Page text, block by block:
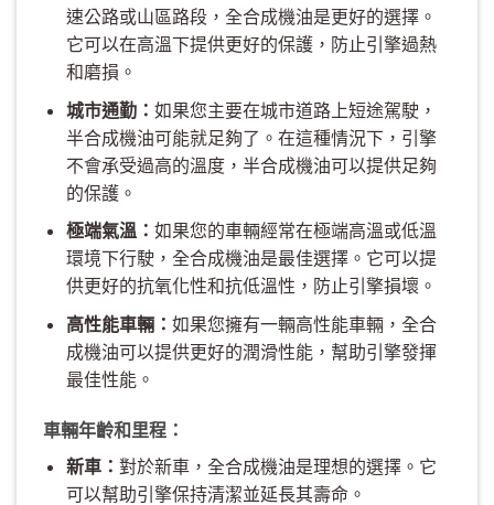
速公路或山區路段，全合成機油是更好的選擇。
它可以在高溫下提供更好的保護，防止引擎過熱
和磨損。
城市通勤： 如果您主要在城市道路上短途駕駛，
半合成機油可能就足夠了。在這種情況下，引擎
不會承受過高的溫度，半合成機油可以提供足夠
的保護。
極端氣溫： 如果您的車輛經常在極端高溫或低溫
環境下行駛，全合成機油是最佳選擇。它可以提
供更好的抗氧化性和抗低溫性，防止引擎損壞。
高性能車輛： 如果您擁有一輛高性能車輛，全合
成機油可以提供更好的潤滑性能，幫助引擎發揮
最佳性能。
車輛年齡和里程：
新車： 對於新車，全合成機油是理想的選擇。它
可以幫助引擎保持清潔並延長其壽命。